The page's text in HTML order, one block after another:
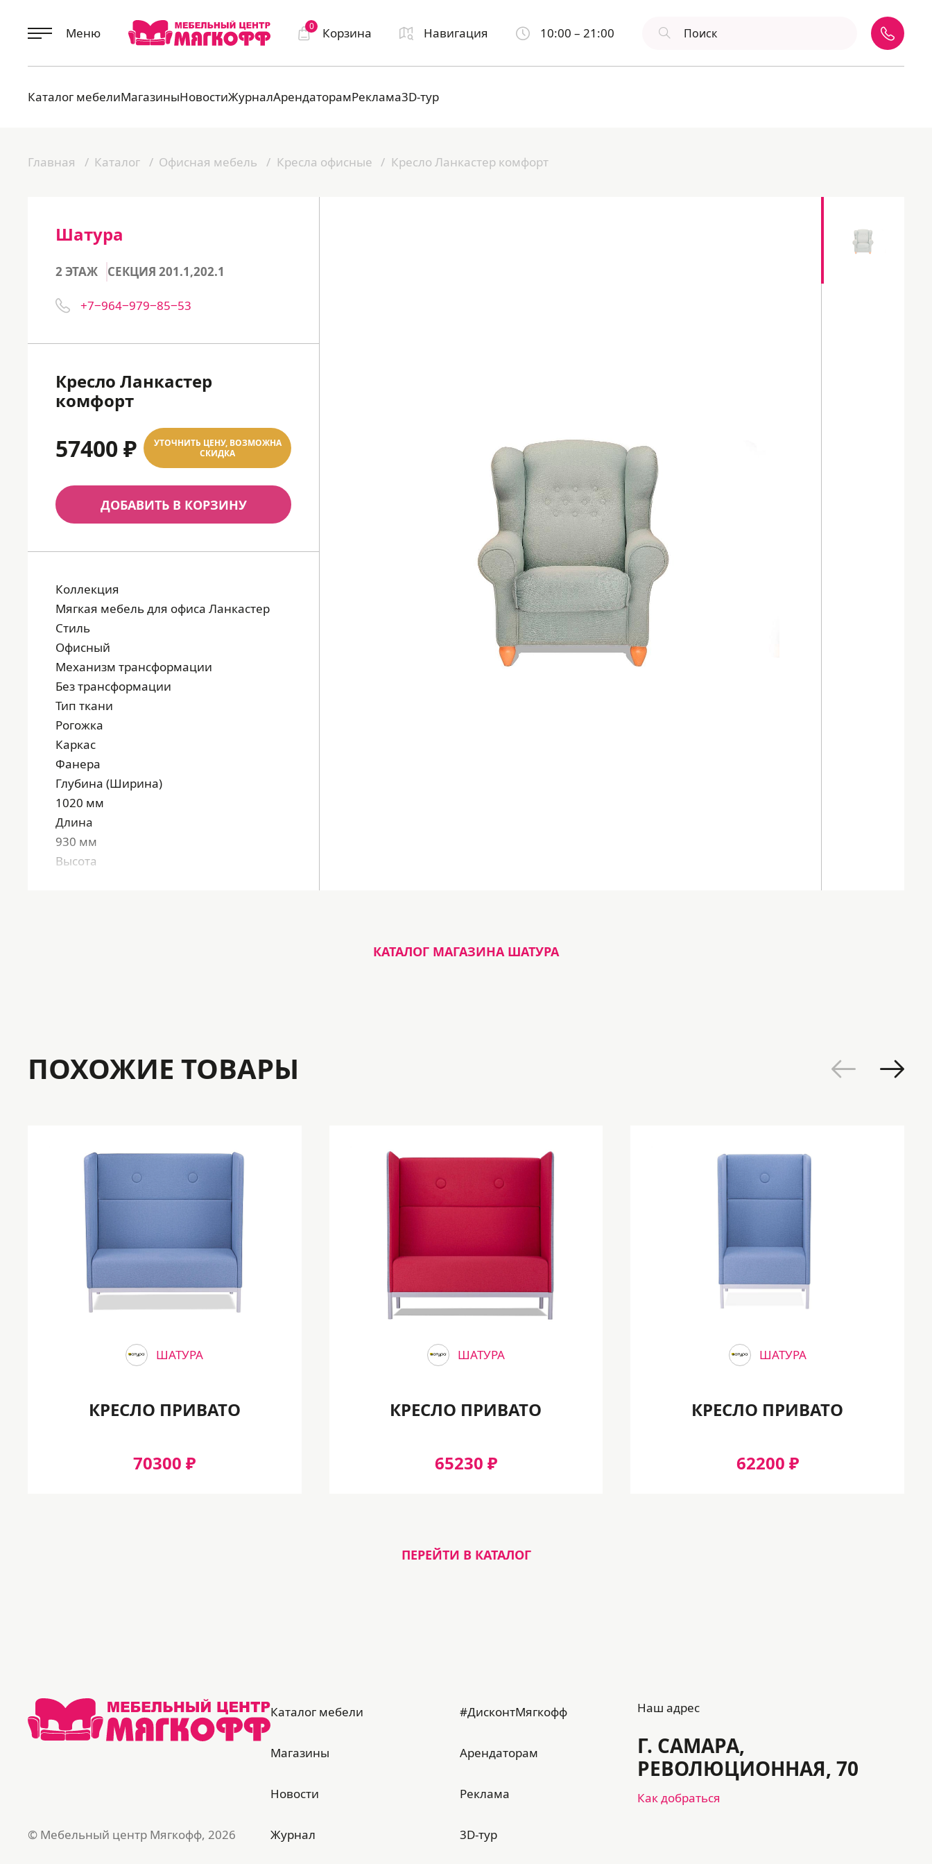
Меню 0 Корзина Навигация 10:00 – 21:00
Каталог мебелиМагазиныНовостиЖурналАрендаторамРеклама3D-тур
Главная Каталог Офисная мебель Кресла офисные Кресло Ланкастер комфорт
Шатура
2 ЭТАЖ СЕКЦИЯ 201.1,202.1
+7‒964‒979‒85‒53
Кресло Ланкастер
комфорт
57400 ₽
УТОЧНИТЬ ЦЕНУ, ВОЗМОЖНА
СКИДКА
ДОБАВИТЬ В КОРЗИНУ
Коллекция
Мягкая мебель для офиса Ланкастер
Стиль
Офисный
Механизм трансформации
Без трансформации
Тип ткани
Рогожка
Каркас
Фанера
Глубина (Ширина)
1020 мм
Длина
930 мм
Высота
КАТАЛОГ МАГАЗИНА ШАТУРА
ПОХОЖИЕ ТОВАРЫ
ШАТУРА
КРЕСЛО ПРИВАТО
70300 ₽
ШАТУРА
КРЕСЛО ПРИВАТО
65230 ₽
ШАТУРА
КРЕСЛО ПРИВАТО
62200 ₽
ПЕРЕЙТИ В КАТАЛОГ
© Мебельный центр Мягкофф, 2026
Каталог мебели
Магазины
Новости
Журнал
#ДисконтМягкофф
Арендаторам
Реклама
3D-тур
Наш адрес
Г. САМАРА,
РЕВОЛЮЦИОННАЯ, 70
Как добраться